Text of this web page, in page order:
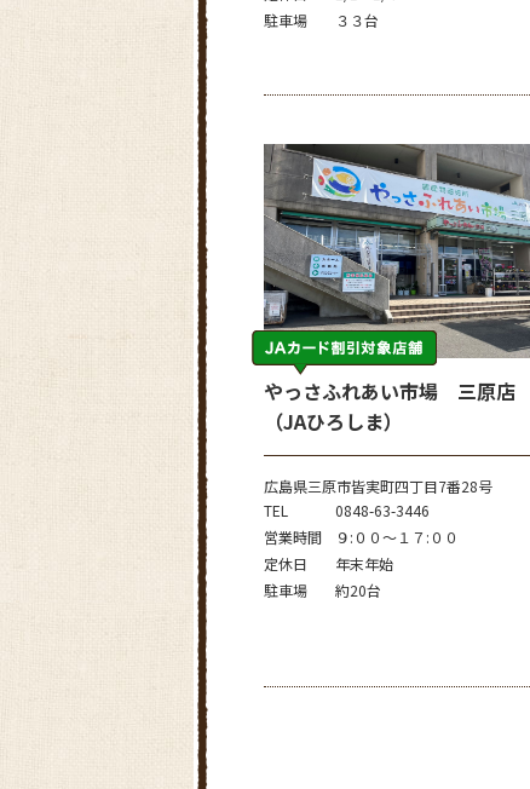
駐車場
３３台
やっさふれあい市場 三原店
（JAひろしま）
広島県三原市皆実町四丁目7番28号
TEL
0848-63-3446
営業時間
９:００～１７:００
定休日
年末年始
駐車場
約20台